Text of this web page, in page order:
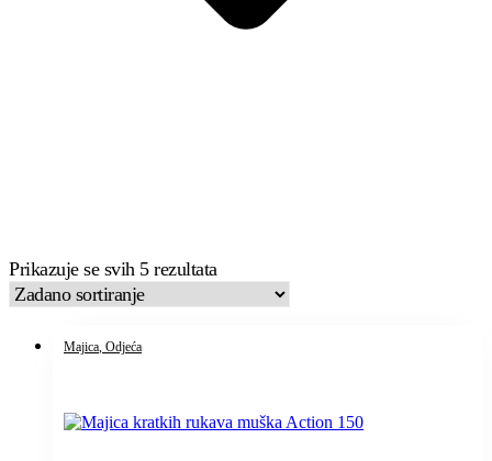
Prikazuje se svih 5 rezultata
Majica, Odjeća